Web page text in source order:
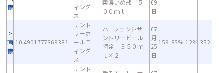
像
ィング
ス
素濃いめ瓶 ５
００ｍｌ
09
日
画
像
10 4901777369382
サント
リーホ
ールデ
ィング
ス
パーフェクトサ
ントリービール
特発 ３５０ｍ
ｌ×２
07
月
25
日
159 85% 12% 352
サント